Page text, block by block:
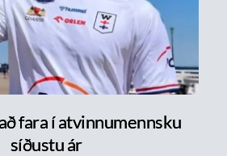
fara í atvinnumennsku
síðustu ár